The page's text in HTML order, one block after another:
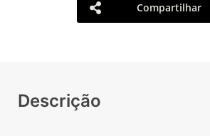
Compartilhar
Descrição